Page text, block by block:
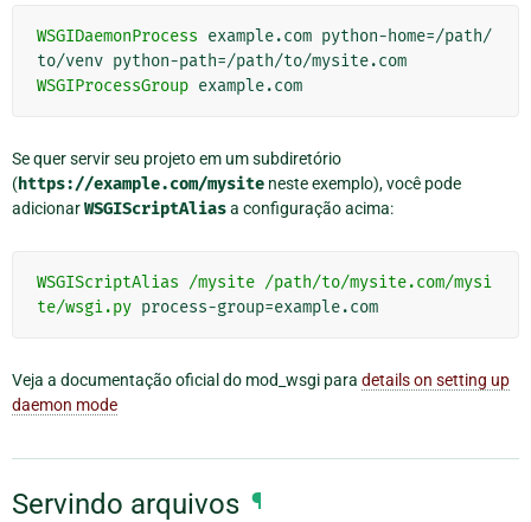
WSGIDaemonProcess example.com python-home=/path/
WSGIProcessGroup
Se quer servir seu projeto em um subdiretório
(https://example.com/mysite neste exemplo), você pode
adicionarWSGIScriptAliasa configuração acima:
WSGIScriptAlias /mysite /path/to/mysite.com/mysi
te/wsgi.py
Veja a documentação oficial do mod_wsgi para details on setting up
daemon mode
Servindo arquivos ¶